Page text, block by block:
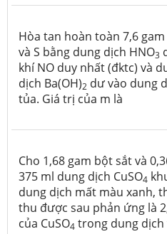
Hòa tan hoàn toàn 7,6
và S bằng dung dịch HNO3
khí NO duy nhất (đktc) và
dịch Ba(OH)2 dư vào dung
tủa. Giá trị của m là
Cho 1,68 gam bột sắt và
375 ml dung dịch CuSO4
dung dịch mất màu xanh,
thu được sau phản ứng là
của CuSO4 trong dung